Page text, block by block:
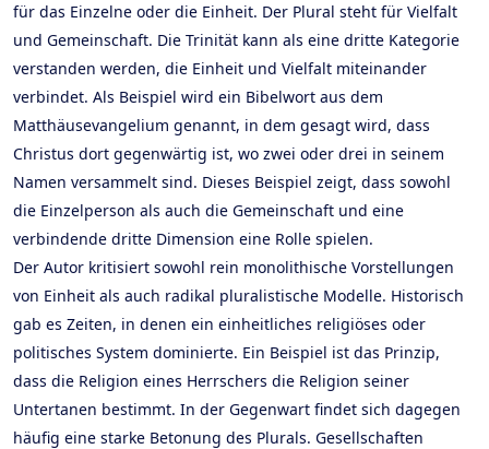
für das Einzelne oder die Einheit. Der Plural steht für Vielfalt
und Gemeinschaft. Die Trinität kann als eine dritte Kategorie
verstanden werden, die Einheit und Vielfalt miteinander
verbindet. Als Beispiel wird ein Bibelwort aus dem
Matthäusevangelium genannt, in dem gesagt wird, dass
Christus dort gegenwärtig ist, wo zwei oder drei in seinem
Namen versammelt sind. Dieses Beispiel zeigt, dass sowohl
die Einzelperson als auch die Gemeinschaft und eine
verbindende dritte Dimension eine Rolle spielen.
Der Autor kritisiert sowohl rein monolithische Vorstellungen
von Einheit als auch radikal pluralistische Modelle. Historisch
gab es Zeiten, in denen ein einheitliches religiöses oder
politisches System dominierte. Ein Beispiel ist das Prinzip,
dass die Religion eines Herrschers die Religion seiner
Untertanen bestimmt. In der Gegenwart findet sich dagegen
häufig eine starke Betonung des Plurals. Gesellschaften